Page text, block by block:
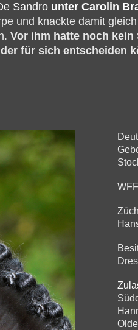
Sandro unter Carolin
und knackte damit
Vor ihm hatte noch kein
für sich entscheiden